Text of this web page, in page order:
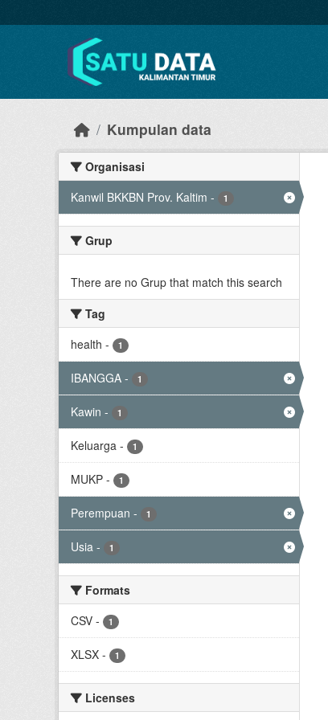
Kumpulan data
Organisasi
Kanwil BKKBN Prov. Kaltim - 1
Grup
There are no Grup that match this search
Tag
health - 1
IBANGGA - 1
Kawin - 1
Keluarga - 1
MUKP - 1
Perempuan - 1
Usia - 1
Formats
CSV - 1
XLSX - 1
Licenses